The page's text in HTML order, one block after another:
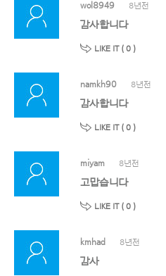
wol8949 8년전
감사합니다
LIKE IT ( 0 )
namkh90 8년전
감사합니다
LIKE IT ( 0 )
miyam 8년전
고맙습니다
LIKE IT ( 0 )
kmhad 8년전
감사